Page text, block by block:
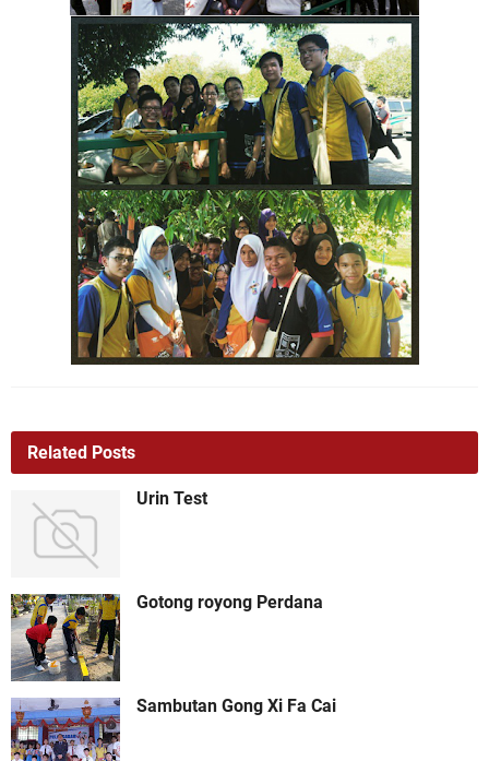
Related Posts
Urin Test
Gotong royong Perdana
Sambutan Gong Xi Fa Cai